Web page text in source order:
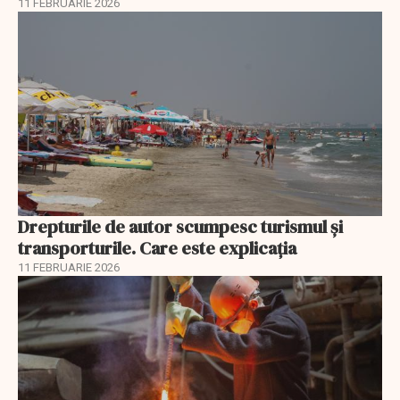
11 FEBRUARIE 2026
Drepturile de autor scumpesc turismul și
transporturile. Care este explicația
11 FEBRUARIE 2026